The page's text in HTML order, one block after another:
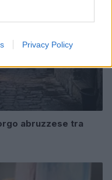
Privacy Policy
abruzzese tra